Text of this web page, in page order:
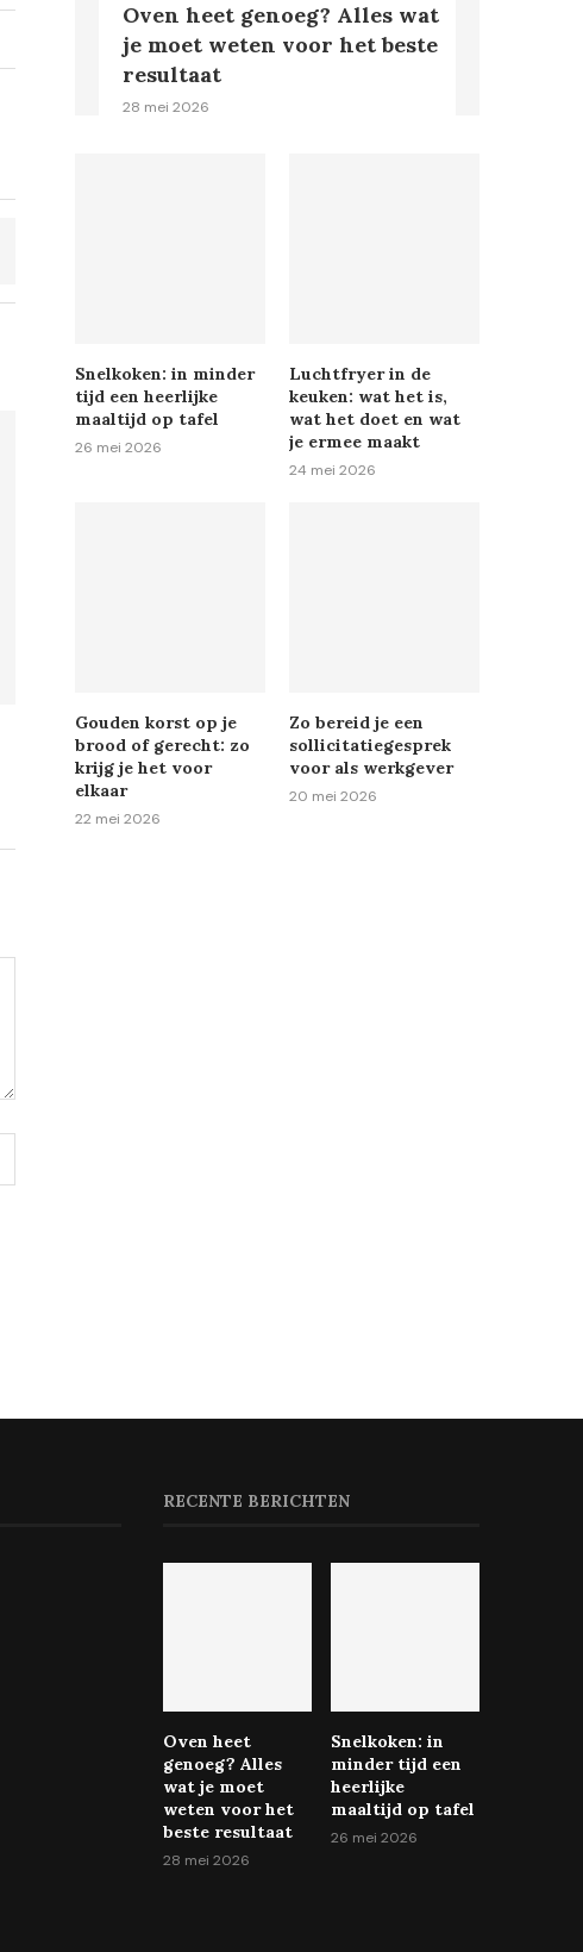
Oven heet genoeg? Alles wat
je moet weten voor het beste
resultaat
28 mei 2026
Snelkoken: in minder
tijd een heerlijke
maaltijd op tafel
26 mei 2026
Luchtfryer in de
keuken: wat het is,
wat het doet en wat
je ermee maakt
24 mei 2026
Gouden korst op je
brood of gerecht: zo
krijg je het voor
elkaar
22 mei 2026
Zo bereid je een
sollicitatiegesprek
voor als werkgever
20 mei 2026
RECENTE BERICHTEN
Oven heet
genoeg? Alles
wat je moet
weten voor het
beste resultaat
28 mei 2026
Snelkoken: in
minder tijd een
heerlijke
maaltijd op tafel
26 mei 2026